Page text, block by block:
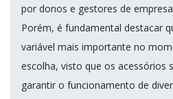
por donos e gestores de
Porém, é fundamental destacar
variável mais importante no
escolha, visto que os acessórios
garantir o funcionamento de